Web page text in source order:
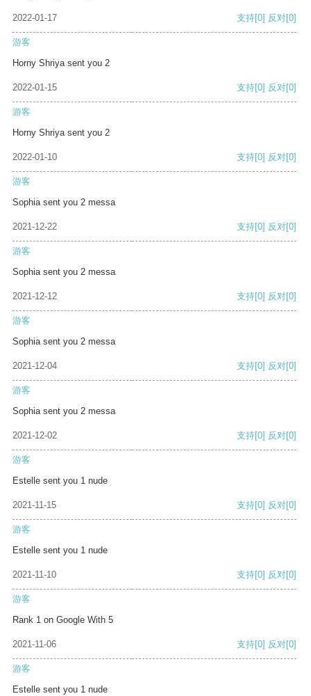
2022-01-17 支持[0] 反对[0]
游客
Horny Shriya sent you 2
2022-01-15 支持[0] 反对[0]
游客
Horny Shriya sent you 2
2022-01-10 支持[0] 反对[0]
游客
Sophia sent you 2 messa
2021-12-22 支持[0] 反对[0]
游客
Sophia sent you 2 messa
2021-12-12 支持[0] 反对[0]
游客
Sophia sent you 2 messa
2021-12-04 支持[0] 反对[0]
游客
Sophia sent you 2 messa
2021-12-02 支持[0] 反对[0]
游客
Estelle sent you 1 nude
2021-11-15 支持[0] 反对[0]
游客
Estelle sent you 1 nude
2021-11-10 支持[0] 反对[0]
游客
Rank 1 on Google With 5
2021-11-06 支持[0] 反对[0]
游客
Estelle sent you 1 nude